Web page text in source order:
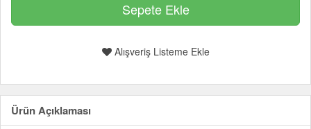
Alışveriş Listeme Ekle
Ürün Açıklaması